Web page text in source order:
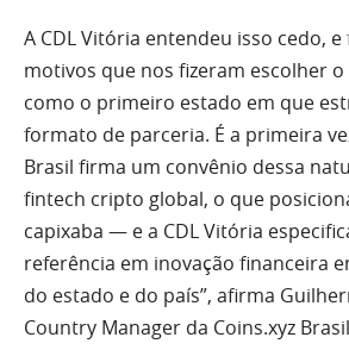
A CDL Vitória entendeu isso cedo,
motivos que nos fizeram escolher
como o primeiro estado em que
formato de parceria. É a primeira
Brasil firma um convênio dessa
fintech cripto global, o que
capixaba — e a CDL Vitória
referência em inovação financeira
do estado e do país”, afirma
Country Manager da Coins.xyz